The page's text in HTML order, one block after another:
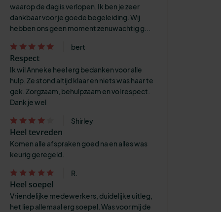
waarop de dag is verlopen. Ik ben je zeer
dankbaar voor je goede begeleiding. Wij
hebben ons geen moment zenuwachtig g...
bert
Respect
Ik wil Anneke heel erg bedanken voor alle
hulp. Ze stond altijd klaar en niets was haar te
gek. Zorgzaam, behulpzaam en vol respect.
Dank je wel
Shirley
Heel tevreden
Komen alle afspraken goed na en alles was
keurig geregeld.
R.
Heel soepel
Vriendelijke medewerkers, duidelijke uitleg,
het liep allemaal erg soepel. Was voor mij de